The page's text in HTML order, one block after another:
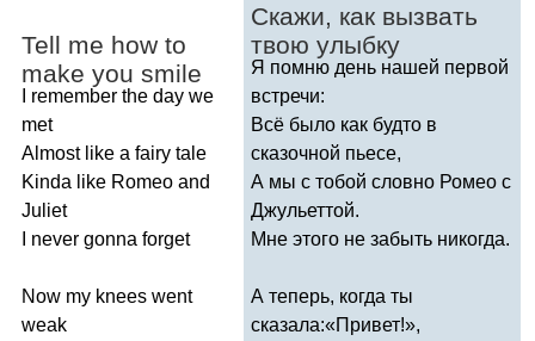
Tell me how to
make you smile
remember the day we
met
Almost like a fairy tale
Kinda like Romeo and
Juliet
never gonna forget
Now my knees went
weak
Скажи, как вызвать
твою улыбку
Я помню день нашей первой
встречи:
Всё было как будто в
сказочной пьесе,
А мы с тобой словно Ромео с
Джульеттой.
Мне этого не забыть никогда.
А теперь, когда ты
сказала:«Привет!»,